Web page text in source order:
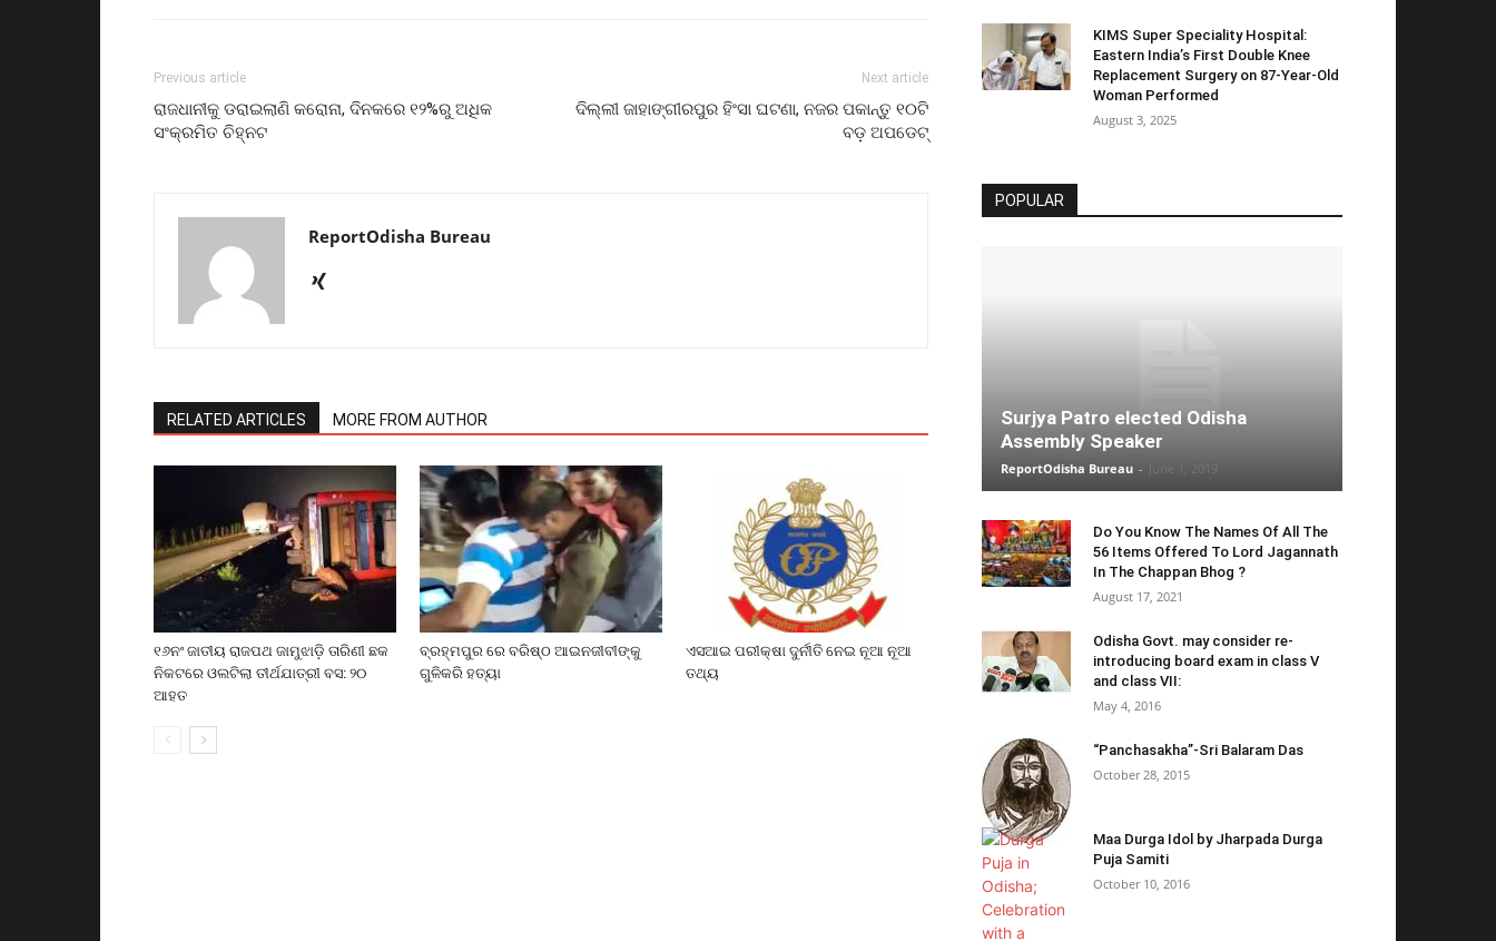
Previous article
ରାଜଧାନୀକୁ ଡରାଇଲାଣି କରୋନା, ଦିନକରେ ୧୨%ରୁ ଅଧିକ
ସଂକ୍ରମିତ ଚିହ୍ନଟ
Next article
ଦିଲ୍ଲୀ ଜାହାଙ୍ଗୀରପୁର ହିଂସା ଘଟଣା, ନଜର ପକାନ୍ତୁ ୧୦ଟି
ବଡ଼ ଅପଡେଟ୍
ReportOdisha Bureau
RELATED ARTICLES MORE FROM AUTHOR
୧୬ନଂ ଜାତୀୟ ରାଜପଥ ଜାମୁଝାଡ଼ି ତାରିଣୀ ଛକ
ନିକଟରେ ଓଲଟିଲା ତୀର୍ଥଯାତ୍ରୀ ବସ: ୨୦
ଆହତ
ବ୍ରହ୍ମପୁର ରେ ବରିଷ୍ଠ ଆଇନଜୀବୀଙ୍କୁ
ଗୁଳିକରି ହତ୍ୟା
ଏସଆଇ ପରୀକ୍ଷା ଦୁର୍ନୀତି ନେଇ ନୂଆ ନୂଆ
ତଥ୍ୟ
KIMS Super Speciality Hospital:
Eastern India’s First Double Knee
Replacement Surgery on 87-Year-Old
Woman Performed
August 3, 2025
POPULAR
Surjya Patro elected Odisha
Assembly Speaker
ReportOdisha Bureau -
Do You Know The Names Of All The
56 Items Offered To Lord Jagannath
In The Chappan Bhog ?
August 17, 2021
Odisha Govt. may consider re-
introducing board exam in class V
and class VII:
May 4, 2016
“Panchasakha”-Sri Balaram Das
October 28, 2015
Maa Durga Idol by Jharpada Durga
Puja Samiti
October 10, 2016